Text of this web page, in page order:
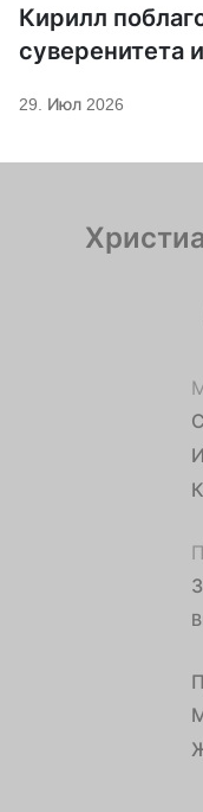
Кирилл
суверенитета
29. Июл 2026